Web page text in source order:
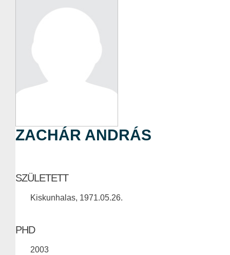
ZACHÁR ANDRÁS
SZÜLETETT
Kiskunhalas, 1971.05.26.
PHD
2003